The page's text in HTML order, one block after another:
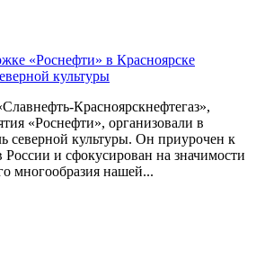
«Роснефти» в Красноярске
культуры
Красноярскнефтегаз»,
«Роснефти», организовали в
северной культуры. Он приурочен к
России и сфокусирован на значимости
многообразия нашей...